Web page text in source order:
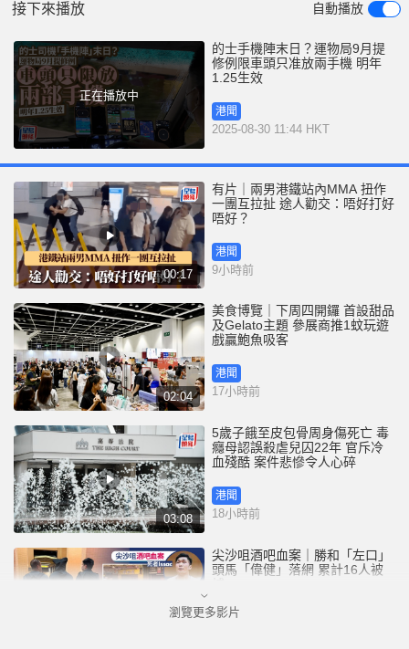
接下來播放 自動播放
正在播放中
的士手機陣末日？運物局9月提
修例限車頭只准放兩手機 明年
1.25生效
港聞
2025-08-30 11:44 HKT
00:17
有片｜兩男港鐵站內MMA 扭作
一團互拉扯 途人勸交：唔好打好
唔好？
港聞
9小時前
02:04
美食博覽｜下周四開鑼 首設甜品
及Gelato主題 參展商推1蚊玩遊
戲贏鮑魚吸客
港聞
17小時前
03:08
5歲子餓至皮包骨周身傷死亡 毒
癮母認誤殺虐兒囚22年 官斥冷
血殘酷 案件悲慘令人心碎
港聞
18小時前
尖沙咀酒吧血案｜勝和「左口」
頭馬「偉健」落網 累計16人被
港聞
瀏覽更多影片